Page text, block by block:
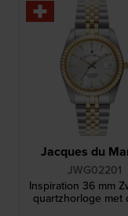
Jacques du
JWG02201
Inspiration 36 mm
quartzhorloge met